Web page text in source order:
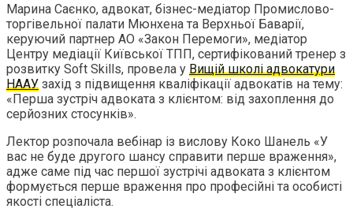
Марина Саєнко, адвокат, бізнес-медіатор Промислово-
торгівельної палати Мюнхена та Верхньої Баварії,
керуючий партнер АО «Закон Перемоги», медіатор
Центру медіації Київської ТПП, сертифікований тренер з
розвитку Soft Skills, провела у Вищій школі адвокатури
НААУ захід з підвищення кваліфікації адвокатів на тему:
«Перша зустріч адвоката з клієнтом: від захоплення до
серйозних стосунків».
Лектор розпочала вебінар із вислову Коко Шанель «У
вас не буде другого шансу справити перше враження»,
адже саме під час першої зустрічі адвоката з клієнтом
формується перше враження про професійні та особисті
якості спеціаліста.